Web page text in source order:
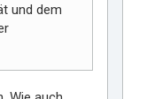
und dem